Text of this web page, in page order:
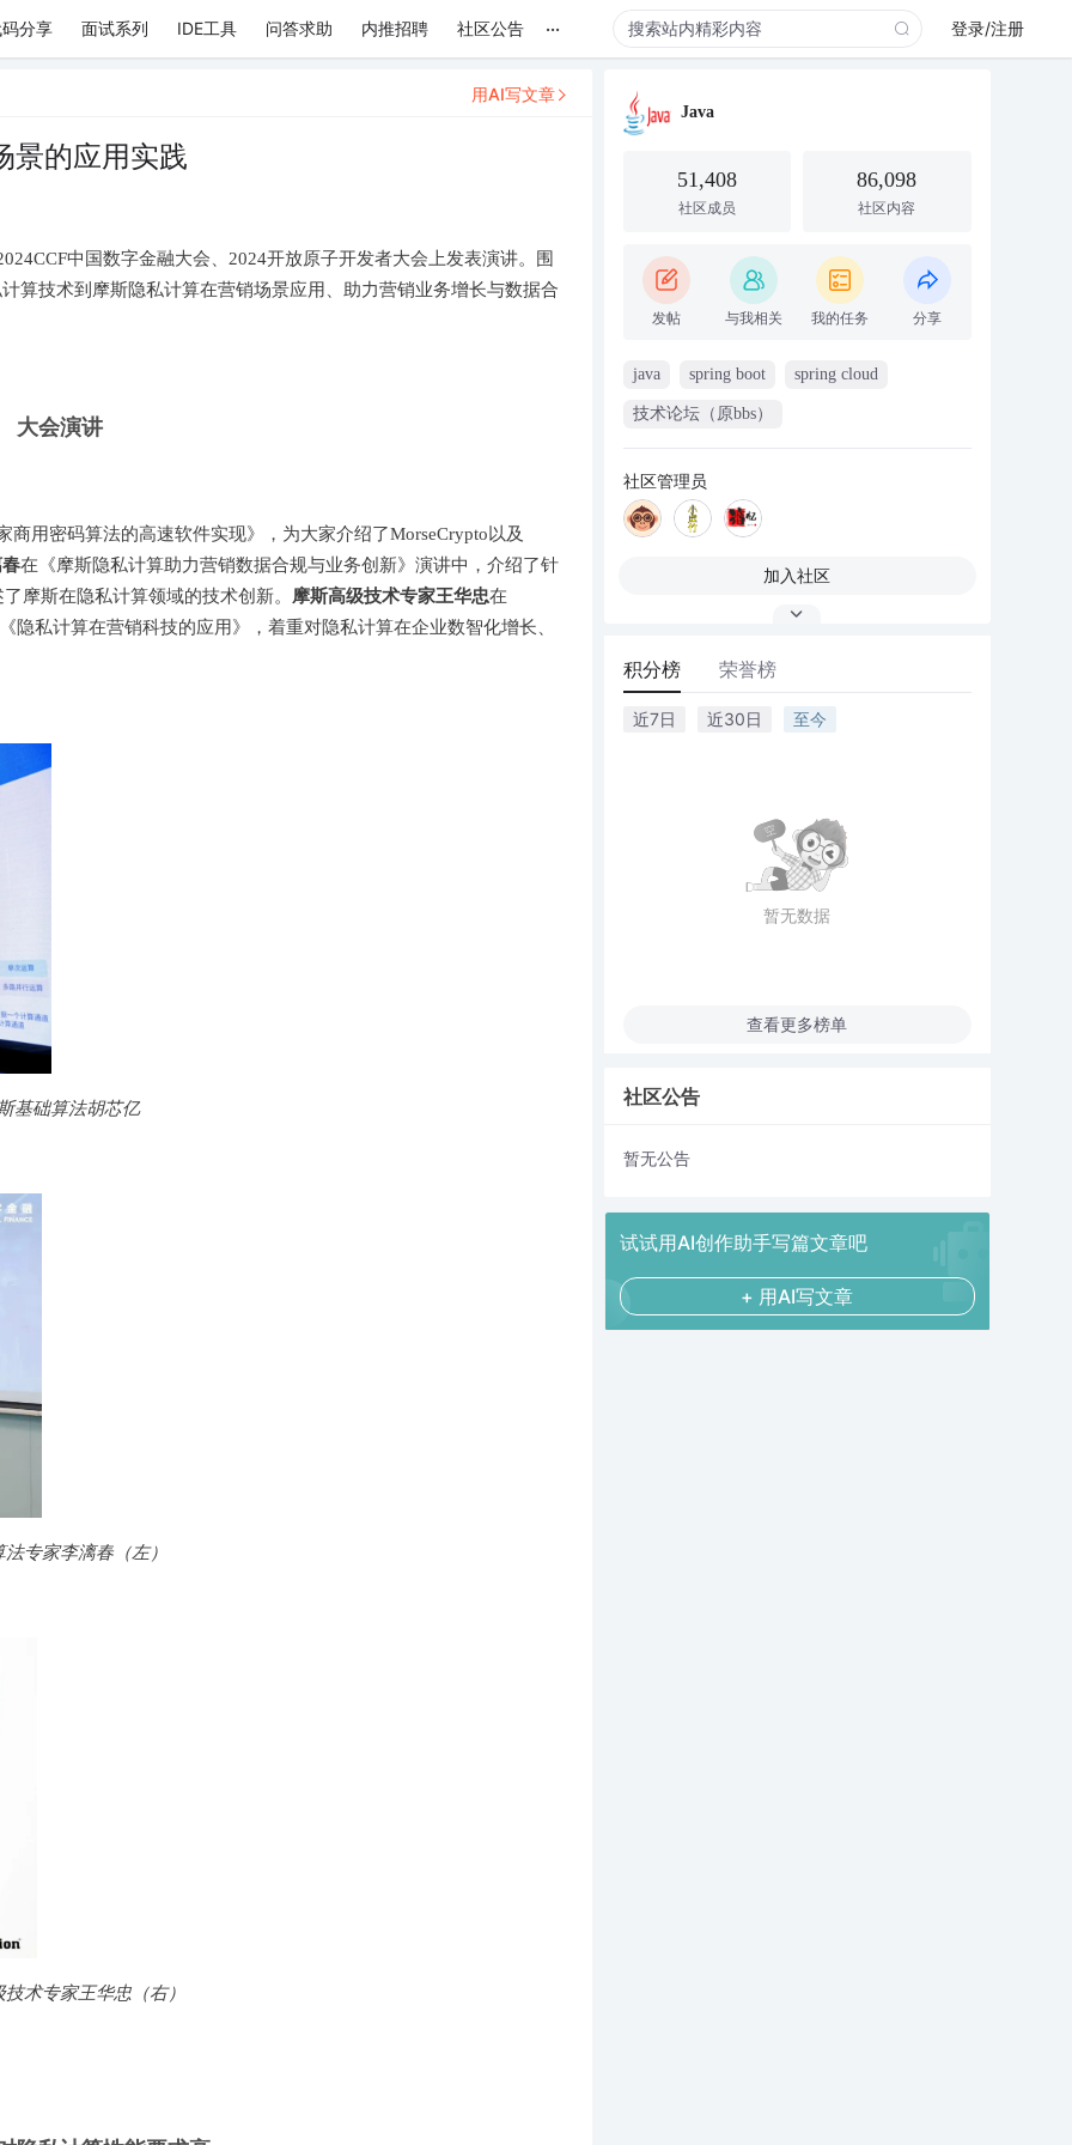
分享 面试系列 IDE工具 问答求助 内推招聘 社区公告 ... 登录/注册
景的应用实践
中国数字金融大会、2024开放原子开发者大会上发表演讲。围
算技术到摩斯隐私计算在营销场景应用、助力营销业务增长与数据合
大会演讲
商用密码算法的高速软件实现》，为大家介绍了MorseCrypto以及
在《摩斯隐私计算助力营销数据合规与业务创新》演讲中，介绍了针
摩斯在隐私计算领域的技术创新。 摩斯高级技术专家王华忠在
私计算在营销科技的应用》，着重对隐私计算在企业数智化增长、
基础算法胡芯亿
专家李漓春（左）
术专家王华忠（右）
用AI写文章
Java
51,408
社区成员
86,098
社区内容
发帖 与我相关 我的任务 分享
java spring boot spring cloud
技术论坛（原bbs）
社区管理员
加入社区
积分榜 荣誉榜
近7日 近30日 至今
暂无数据
查看更多榜单
社区公告
暂无公告
试试用AI创作助手写篇文章吧
+ 用AI写文章